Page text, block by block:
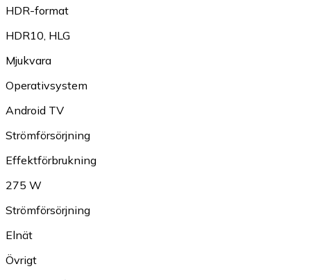
HDR-format
HDR10, HLG
Mjukvara
Operativsystem
Android TV
Strömförsörjning
Effektförbrukning
275 W
Strömförsörjning
Elnät
Övrigt